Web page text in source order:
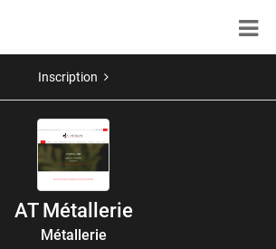
Inscription
AT Métallerie
Métallerie